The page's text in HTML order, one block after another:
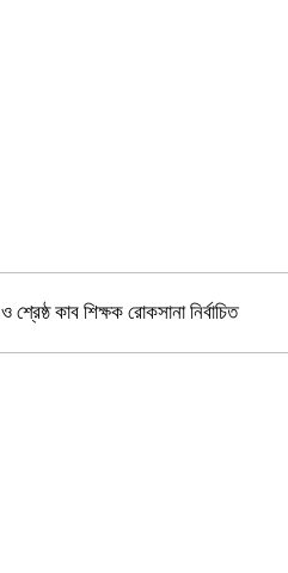
শ্রেষ্ঠ কাব শিক্ষক রোকসানা নির্বাচিত